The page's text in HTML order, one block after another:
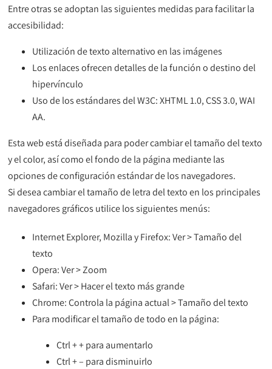
Entre otras se adoptan las siguientes medidas para facilitar la
accesibilidad:
Utilización de texto alternativo en las imágenes
Los enlaces ofrecen detalles de la función o destino del
hipervínculo
Uso de los estándares del W3C: XHTML 1.0, CSS 3.0, WAI
AA.
Esta web está diseñada para poder cambiar el tamaño del texto
y el color, así como el fondo de la página mediante las
opciones de configuración estándar de los navegadores.
Si desea cambiar el tamaño de letra del texto en los principales
navegadores gráficos utilice los siguientes menús:
Internet Explorer, Mozilla y Firefox: Ver > Tamaño del
texto
Opera: Ver > Zoom
Safari: Ver > Hacer el texto más grande
Chrome: Controla la página actual > Tamaño del texto
Para modificar el tamaño de todo en la página:
Ctrl + + para aumentarlo
Ctrl + – para disminuirlo